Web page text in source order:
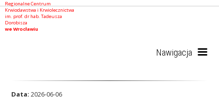
Regionalne Centrum
Krwiodawstwa i Krwiolecznictwa
im. prof. dr hab. Tadeusza
Dorobisza
we Wrocławiu
Nawigacja
Data: 2026-06-06